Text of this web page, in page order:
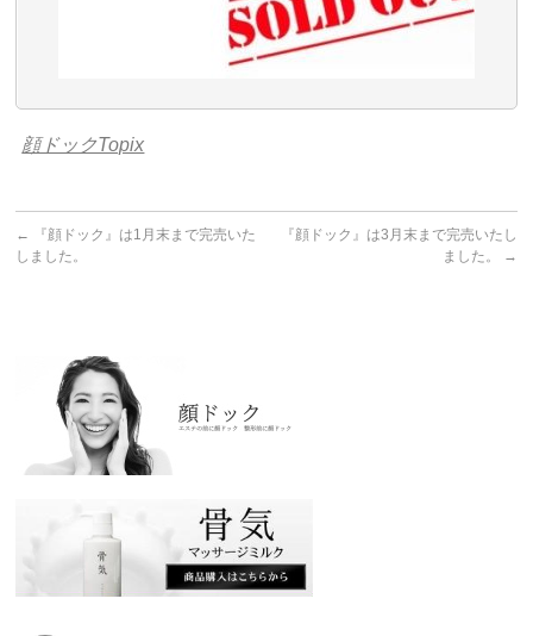
顔ドックTopix
←
『顔ドック』は1月末まで完売いた
しました。
『顔ドック』は3月末まで完売いたし
ました。
→